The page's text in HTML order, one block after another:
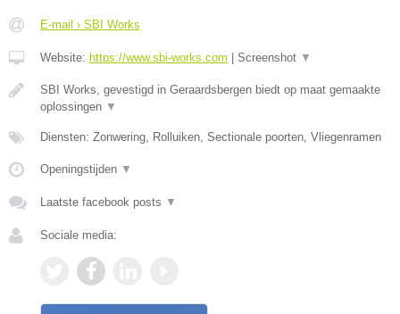
E-mail › SBI Works
Website: https://www.sbi-works.com Screenshot ▼
SBI Works, gevestigd in Geraardsbergen biedt op maat gemaakte
oplossingen ▼
Diensten: Zonwering, Rolluiken, Sectionale poorten, Vliegenramen
Openingstijden ▼
Laatste facebook posts ▼
Sociale media: